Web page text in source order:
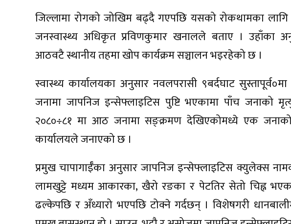
जिल्लामा रोगको जोखिम बढ्दै गएपछि यसको रोकथामका
जनस्वास्थ्य अधिकृत प्रविणकुमार खनालले बताए । उहाँका
आठवटै स्थानीय तहमा खोप कार्यक्रम सञ्चालन भइरहेको छ ।
स्वास्थ्य कार्यालयका अनुसार नवलपरासी ९बर्दघाट
जनामा जापनिज इन्सेफ्लाइटिस पुष्टि भएकामा पाँच जनाको
२०८०÷८१ मा आठ जनामा सङ्क्रमण देखिएकोमध्ये एक
कार्यालयले जनाएको छ ।
प्रमुख चापागाईँका अनुसार जापनिज इन्सेफ्लाइटिस क्युलेक्स
लामखुट्टे मध्यम आकारका, खैरो रङका र पेटतिर सेतो चिह्न
ढल्केपछि र अँध्यारो भएपछि टोक्ने गर्दछन् । विशेषगरी